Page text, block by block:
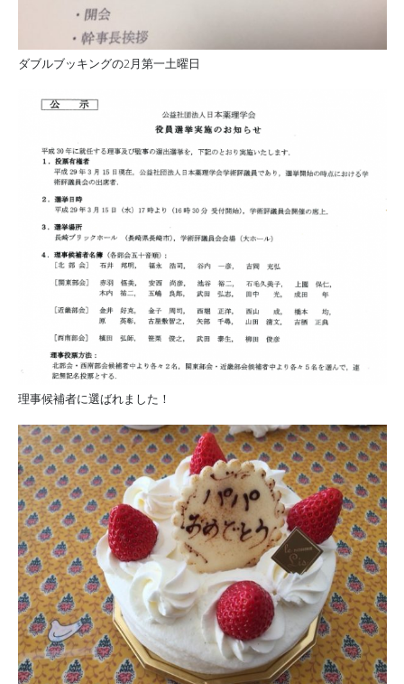
ダブルブッキングの2月第一土曜日
理事候補者に選ばれました！